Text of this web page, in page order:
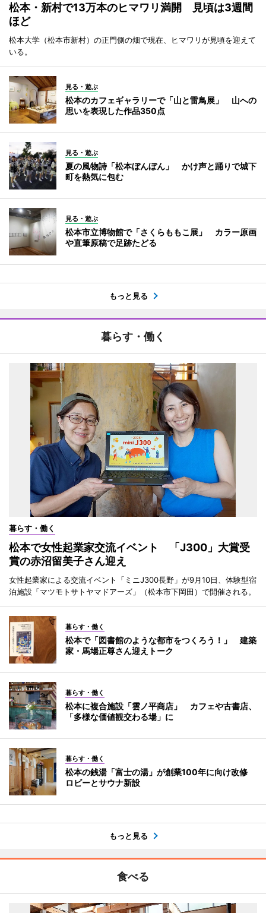
松本・新村で13万本のヒマワリ満開 見頃は3週間
ほど
松本大学（松本市新村）の正門側の畑で現在、ヒマワリが見頃を迎えて
いる。
見る・遊ぶ
松本のカフェギャラリーで「山と雷鳥展」 山への
思いを表現した作品350点
見る・遊ぶ
夏の風物詩「松本ぼんぼん」 かけ声と踊りで城下
町を熱気に包む
見る・遊ぶ
松本市立博物館で「さくらももこ展」 カラー原画
や直筆原稿で足跡たどる
もっと見る
暮らす・働く
暮らす・働く
松本で女性起業家交流イベント 「J300」大賞受
賞の赤沼留美子さん迎え
女性起業家による交流イベント「ミニJ300長野」が9月10日、体験型宿
泊施設「マツモトサトヤマドアーズ」（松本市下岡田）で開催される。
暮らす・働く
松本で「図書館のような都市をつくろう！」 建築
家・馬場正尊さん迎えトーク
暮らす・働く
松本に複合施設「雲ノ平商店」 カフェや古書店、
「多様な価値観交わる場」に
暮らす・働く
松本の銭湯「富士の湯」が創業100年に向け改修
ロビーとサウナ新設
もっと見る
食べる